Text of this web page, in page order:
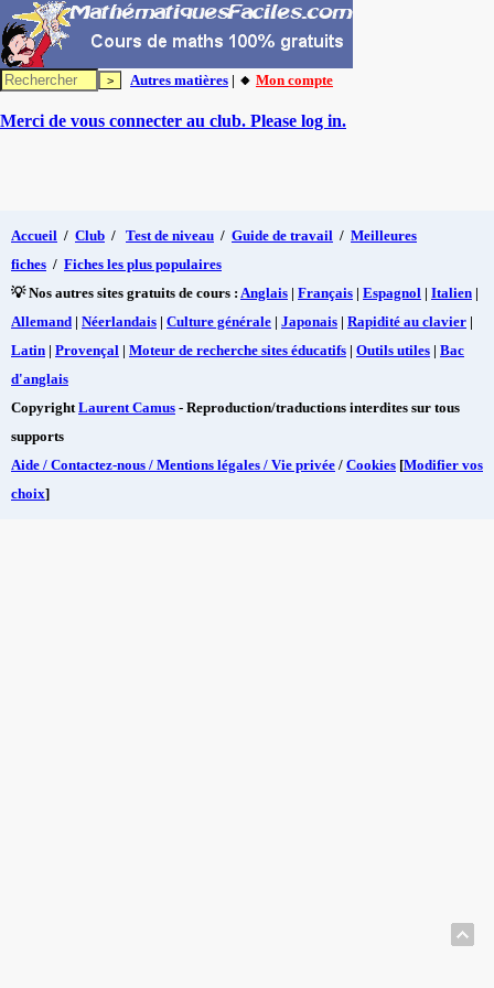
Autres matières | 🔸 Mon compte
Merci de vous connecter au club. Please log in.
Accueil / Club / Test de niveau / Guide de travail / Meilleures
fiches / Fiches les plus populaires
💡 Nos autres sites gratuits de cours : Anglais | Français | Espagnol | Italien |
Allemand | Néerlandais | Culture générale | Japonais | Rapidité au clavier |
Latin | Provençal | Moteur de recherche sites éducatifs | Outils utiles | Bac
d'anglais
CopyrightLaurent Camus - Reproduction/traductions interdites sur tous
supports
Aide / Contactez-nous / Mentions légales / Vie privée / Cookies [Modifier vos
choix]